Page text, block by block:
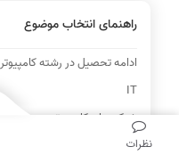
نظرات
راهنمای انتخاب موضوع
ادامه تحصیل در رشته کامپیوتر
IT
شبکه های کامپیوتری
مشاغل رشته کامپیوتر
بیشتر